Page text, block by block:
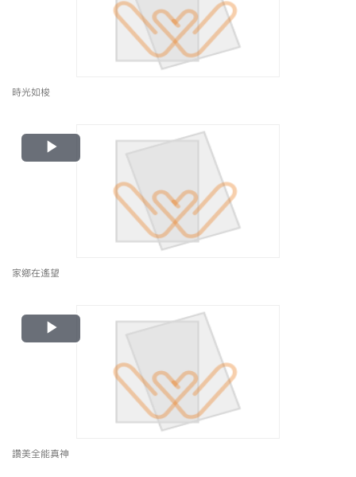
時光如梭
Play
Video
家鄉在遙望
Play
Video
讚美全能真神